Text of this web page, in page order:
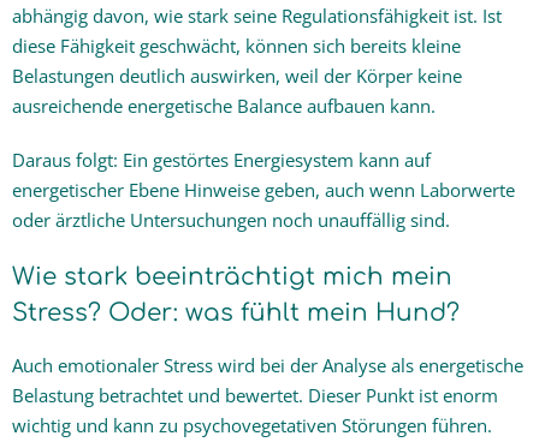
abhängig davon, wie stark seine Regulationsfähigkeit ist. Ist
diese Fähigkeit geschwächt, können sich bereits kleine
Belastungen deutlich auswirken, weil der Körper keine
ausreichende energetische Balance aufbauen kann.
Daraus folgt: Ein gestörtes Energiesystem kann auf
energetischer Ebene Hinweise geben, auch wenn Laborwerte
oder ärztliche Untersuchungen noch unauffällig sind.
Wie stark beeinträchtigt mich mein
Stress? Oder: was fühlt mein Hund?
Auch emotionaler Stress wird bei der Analyse als energetische
Belastung betrachtet und bewertet. Dieser Punkt ist enorm
wichtig und kann zu psychovegetativen Störungen führen.